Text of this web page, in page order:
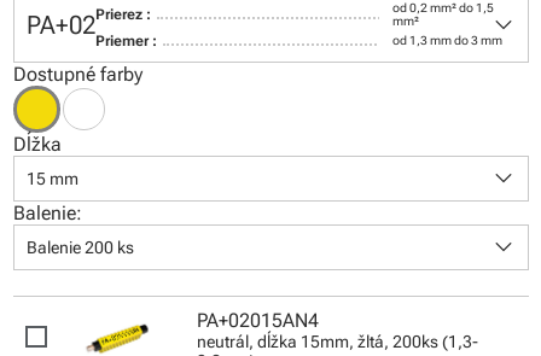
PA+02Prierez :
od 0,2 mm² do 1,5
mm²
Priemer : od 1,3 mm do 3 mm
keyboard_arrow_down
Dostupné farby
Dĺžka
15 mm keyboard_arrow_down
Balenie:
Balenie 200 ks keyboard_arrow_down
PA+02015AN4
neutrál, dĺžka 15mm, žltá, 200ks (1,3-